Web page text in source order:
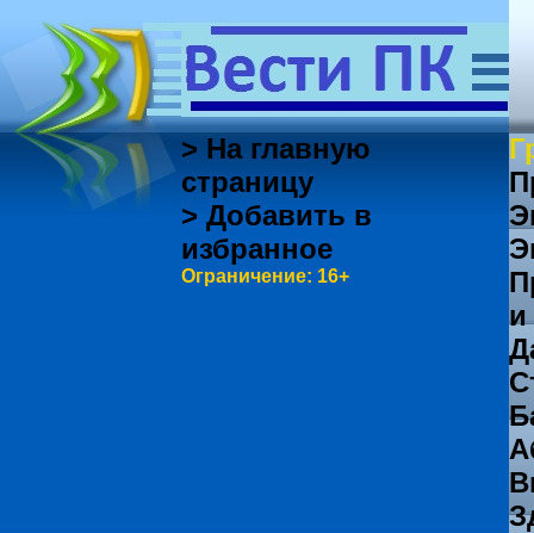
> На главную
страницу
> Добавить в
избранное
Ограничение: 16+